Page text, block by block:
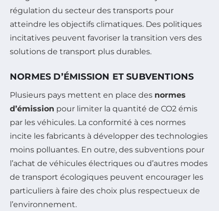
régulation du secteur des transports pour
atteindre les objectifs climatiques. Des politiques
incitatives peuvent favoriser la transition vers des
solutions de transport plus durables.
NORMES D’ÉMISSION ET SUBVENTIONS
Plusieurs pays mettent en place des normes
d’émission pour limiter la quantité de CO2 émis
par les véhicules. La conformité à ces normes
incite les fabricants à développer des technologies
moins polluantes. En outre, des subventions pour
l’achat de véhicules électriques ou d’autres modes
de transport écologiques peuvent encourager les
particuliers à faire des choix plus respectueux de
l’environnement.